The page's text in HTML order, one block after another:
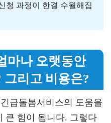
청 과정이 한결 수월해집
마나 오랫동안
그리고 비용은?
급돌봄서비스의 도움을
큰 힘이 됩니다. 그렇다